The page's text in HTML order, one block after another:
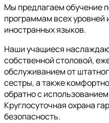
Мы предлагаем обучение
программам всех уровней
иностранных языков.
Наши учащиеся
собственной столовой,
обслуживанием от
сестры, а также
обратно с
Круглосуточная охрана
безопасность.